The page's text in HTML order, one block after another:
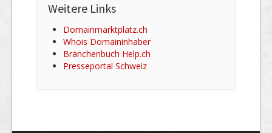
Weitere Links
Domainmarktplatz.ch
Whois Domaininhaber
Branchenbuch Help.ch
Presseportal Schweiz